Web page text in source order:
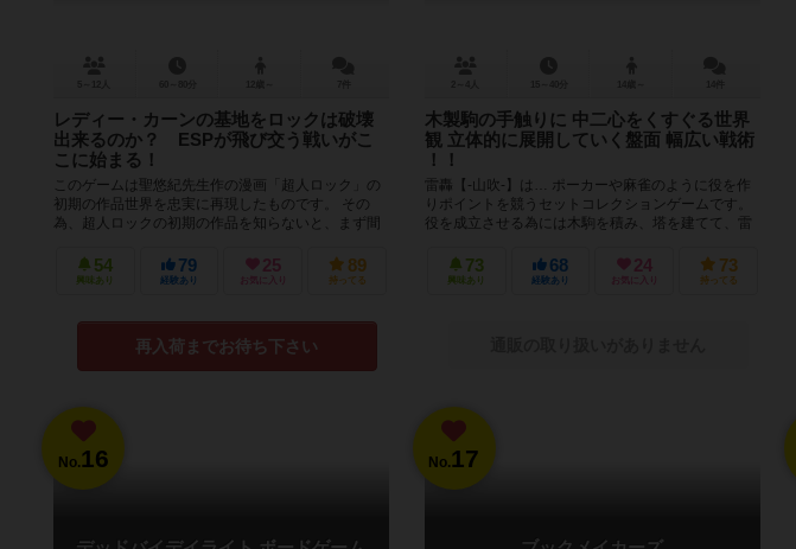
レディー・カーンの基地をロックは破壊
出来るのか？ ESPが飛び交う戦いがこ
こに始まる！
このゲームは聖悠紀先生作の漫画「超人ロック」の
初期の作品世界を忠実に再現したものです。 その
為、超人ロックの初期の作品を知らないと、まず間
54
興味あり
79
経験あり
25
お気に入り
89
持ってる
再入荷までお待ち下さい
木製駒の手触りに 中二心をくすぐる世界
観 立体的に展開していく盤面 幅広い戦術
雷轟【-山吹-】は… ポーカーや麻雀のように役を作
りポイントを競うセットコレクションゲームです。
役を成立させる為には木駒を積み、塔を建てて、雷
73
興味あり
68
経験あり
24
お気に入り
73
持ってる
No.16 No.17